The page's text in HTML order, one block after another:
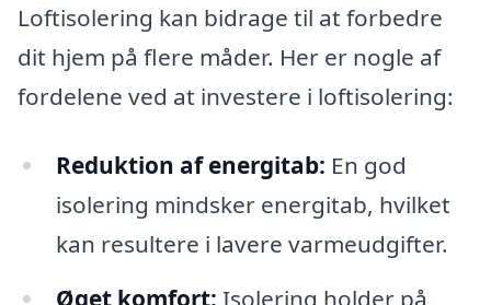
Loftisolering kan bidrage til at forbedre
dit hjem på flere måder. Her er nogle af
fordelene ved at investere i loftisolering:
Reduktion af energitab: En god
isolering mindsker energitab, hvilket
kan resultere i lavere varmeudgifter.
Øget komfort: Isolering holder på